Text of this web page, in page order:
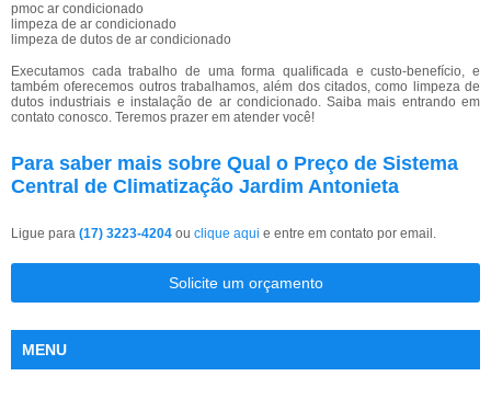
pmoc ar condicionado
limpeza de ar condicionado
limpeza de dutos de ar condicionado
Executamos cada trabalho de uma forma qualificada e custo-benefício, e
também oferecemos outros trabalhamos, além dos citados, como limpeza de
dutos industriais e instalação de ar condicionado. Saiba mais entrando em
contato conosco. Teremos prazer em atender você!
Para saber mais sobre Qual o Preço de Sistema
Central de Climatização Jardim Antonieta
Ligue para (17) 3223-4204 ou clique aqui e entre em contato por email.
Solicite um orçamento
MENU